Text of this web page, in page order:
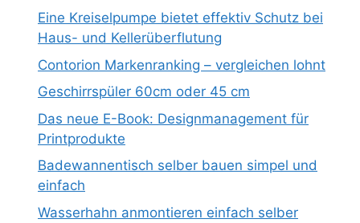
Eine Kreiselpumpe bietet effektiv Schutz bei
Haus- und Kellerüberflutung
Contorion Markenranking – vergleichen lohnt
Geschirrspüler 60cm oder 45 cm
Das neue E-Book: Designmanagement für
Printprodukte
Badewannentisch selber bauen simpel und
einfach
Wasserhahn anmontieren einfach selber